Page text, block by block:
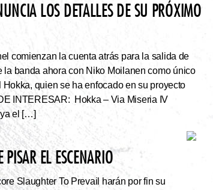
LOS DETALLES DE SU PRÓXIMO
comienzan la cuenta atrás para la salida de
la banda ahora con Niko Moilanen como único
quien se ha enfocado en su proyecto
INTERESAR: Hokka – Via Miseria IV
el […]
EL ESCENARIO
Slaughter To Prevail harán por fin su